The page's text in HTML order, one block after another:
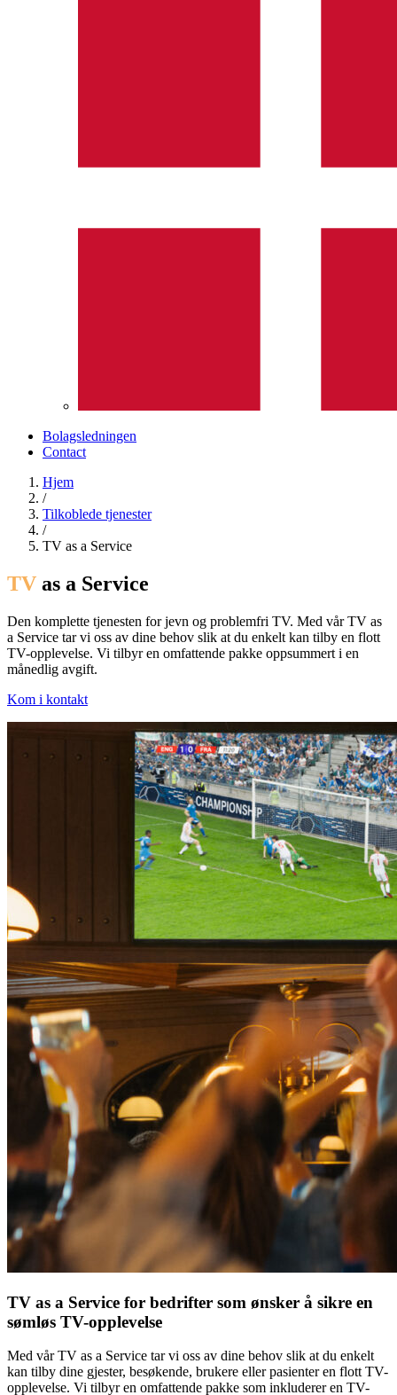
Bolagsledningen
Contact
Hjem
/
Tilkoblede tjenester
/
TV as a Service
TV as a Service
Den komplette tjenesten for jevn og problemfri TV. Med vår TV as
a Service tar vi oss av dine behov slik at du enkelt kan tilby en flott
TV-opplevelse. Vi tilbyr en omfattende pakke oppsummert i en
månedlig avgift.
Kom i kontakt
TV as a Service for bedrifter som ønsker å sikre en
sømløs TV-opplevelse
Med vår TV as a Service tar vi oss av dine behov slik at du enkelt
kan tilby dine gjester, besøkende, brukere eller pasienter en flott TV-
opplevelse. Vi tilbyr en omfattende pakke som inkluderer en TV-